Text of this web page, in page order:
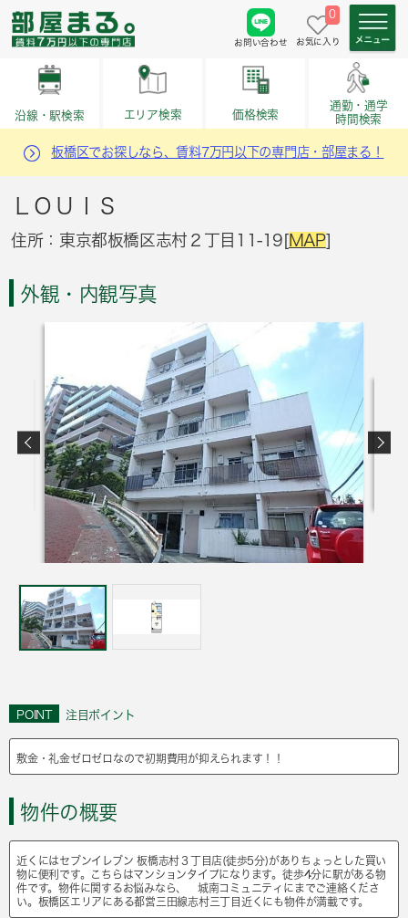
お問い合わせ
0
お気に入り
沿線・駅検索 エリア検索 価格検索
通勤・通学
時間検索
板橋区でお探しなら、賃料7万円以下の専門店・部屋まる！
ＬＯＵＩＳ
住所：東京都板橋区志村２丁目11-19[MAP]
外観・内観写真
POINT 注目ポイント
敷金・礼金ゼロゼロなので初期費用が抑えられます！！
物件の概要
近くにはセブンイレブン 板橋志村３丁目店(徒歩5分)がありちょっとした買い
物に便利です。こちらはマンションタイプになります。徒歩4分に駅がある物
件です。物件に関するお悩みなら、 城南コミュニティにまでご連絡くださ
い。板橋区エリアにある都営三田線志村三丁目近くにも物件が満載です。